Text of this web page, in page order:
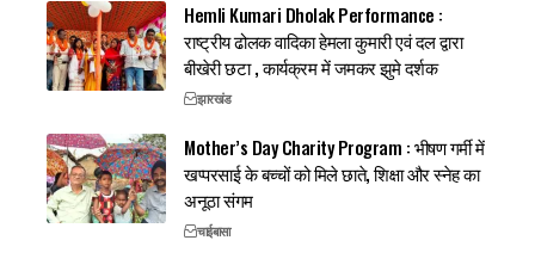
Hemli Kumari Dholak Performance :
राष्ट्रीय ढोलक वादिका हेमला कुमारी एवं दल द्वारा
बीखेरी छटा , कार्यक्रम में जमकर झुमे दर्शक
झारखंड
Mother’s Day Charity Program : भीषण गर्मी में
खप्परसाई के बच्चों को मिले छाते, शिक्षा और स्नेह का
अनूठा संगम
चाईबासा